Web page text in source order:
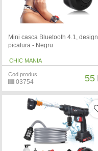
Mini casca Bluetooth 4.1, design
picatura - Negru
CHIC MANIA
Cod produs
03754 55